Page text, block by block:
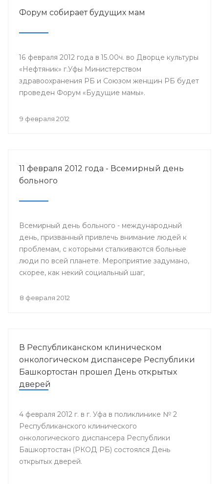
Форум собирает будущих мам
16 февраля 2012 года в 15.00ч. во Дворце культуры
«Нефтяник» г.Уфы Министерством
здравоохранения РБ и Союзом женщин РБ будет
проведен Форум «Будущие мамы».
9 февраля 2012
11 февраля 2012 года - Всемирный день
больного
Всемирный день больного - международный
день, призванный привлечь внимание людей к
проблемам, с которыми сталкиваются больные
люди по всей планете. Мероприятие задумано,
скорее, как некий социальный шаг,
эту печальную категорию.
8 февраля 2012
В Республиканском клиническом
онкологическом диспансере Республики
Башкортостан прошел День открытых
дверей
4 февраля 2012 г. в г. Уфа в поликлинике № 2
Республиканского клинического
онкологического диспансера Республики
Башкортостан (РКОД РБ) состоялся День
открытых дверей.